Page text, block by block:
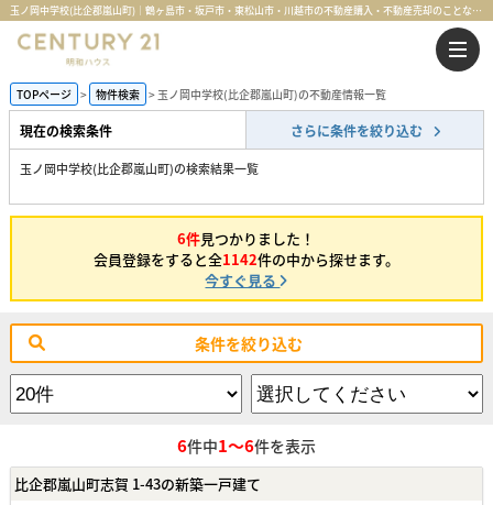
玉ノ岡中学校(比企郡嵐山町)｜鶴ヶ島市・坂戸市・東松山市・川越市の不動産購入・不動産売却のことならセンチュリー21明和ハウス
TOPページ 物件検索 玉ノ岡中学校(比企郡嵐山町)の不動産情報一覧
現在の検索条件 さらに条件を絞り込む
玉ノ岡中学校(比企郡嵐山町)の検索結果一覧
6件見つかりました！
会員登録をすると全1142件の中から探せます。
今すぐ見る
条件を絞り込む
6件中1～6件を表示
比企郡嵐山町志賀 1-43の新築一戸建て